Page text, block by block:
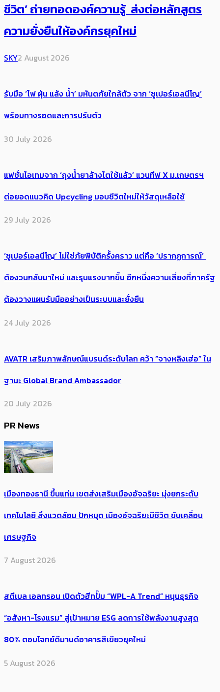
ชีวิต’ ถ่ายทอดองค์ความรู้ ส่งต่อหลักสูตร
ความยั่งยืนให้องค์กรยุคใหม่
SKY2 August 2026
รับมือ ‘ไฟ ฝุ่น แล้ง น้ำ’ มหันตภัยใกล้ตัว จาก ‘ซูเปอร์เอลนีโญ’
พร้อมทางรอดและการปรับตัว
30 July 2026
แฟชั่นไอเทมจาก ‘ถุงน้ำยาล้างไตใช้แล้ว’ แวนทีฟ X ม.เกษตรฯ
ต่อยอดแนวคิด Upcycling มอบชีวิตใหม่ให้วัสดุเหลือใช้
29 July 2026
‘ซูเปอร์เอลนีโญ’ ไม่ใช่ภัยพิบัติครั้งคราว แต่คือ ‘ปรากฏการณ์’ ​
ต้อง​วนกลับมาใหม่ และรุนแรงมากขึ้น อีกหนึ่งความเสี่ยงที่ภาครัฐ
ต้องวางแผนรับมืออย่างเป็นระบบและยั่งยืน
24 July 2026
AVATR เสริมภาพลักษณ์แบรนด์ระดับโลก คว้า “จางหลิงเฮ่อ” ใน
ฐานะ Global Brand Ambassador
20 July 2026
PR News
เมืองทองธานี ขึ้นแท่น เขตส่งเสริมเมืองอัจฉริยะ มุ่งยกระดับ
เทคโนโลยี สิ่งแวดล้อม ปักหมุด เมืองอัจฉริยะมีชีวิต ขับเคลื่อน
เศรษฐกิจ
7 August 2026
สตีเบล เอลทรอน เปิดตัวฮีทปั๊ม “WPL-A Trend” หนุนธุรกิจ
“อสังหา-โรงแรม” สู่เป้าหมาย ESG ลดการใช้พลังงานสูงสุด
80% ตอบโจทย์ดีมานด์อาคารสีเขียวยุคใหม่
5 August 2026